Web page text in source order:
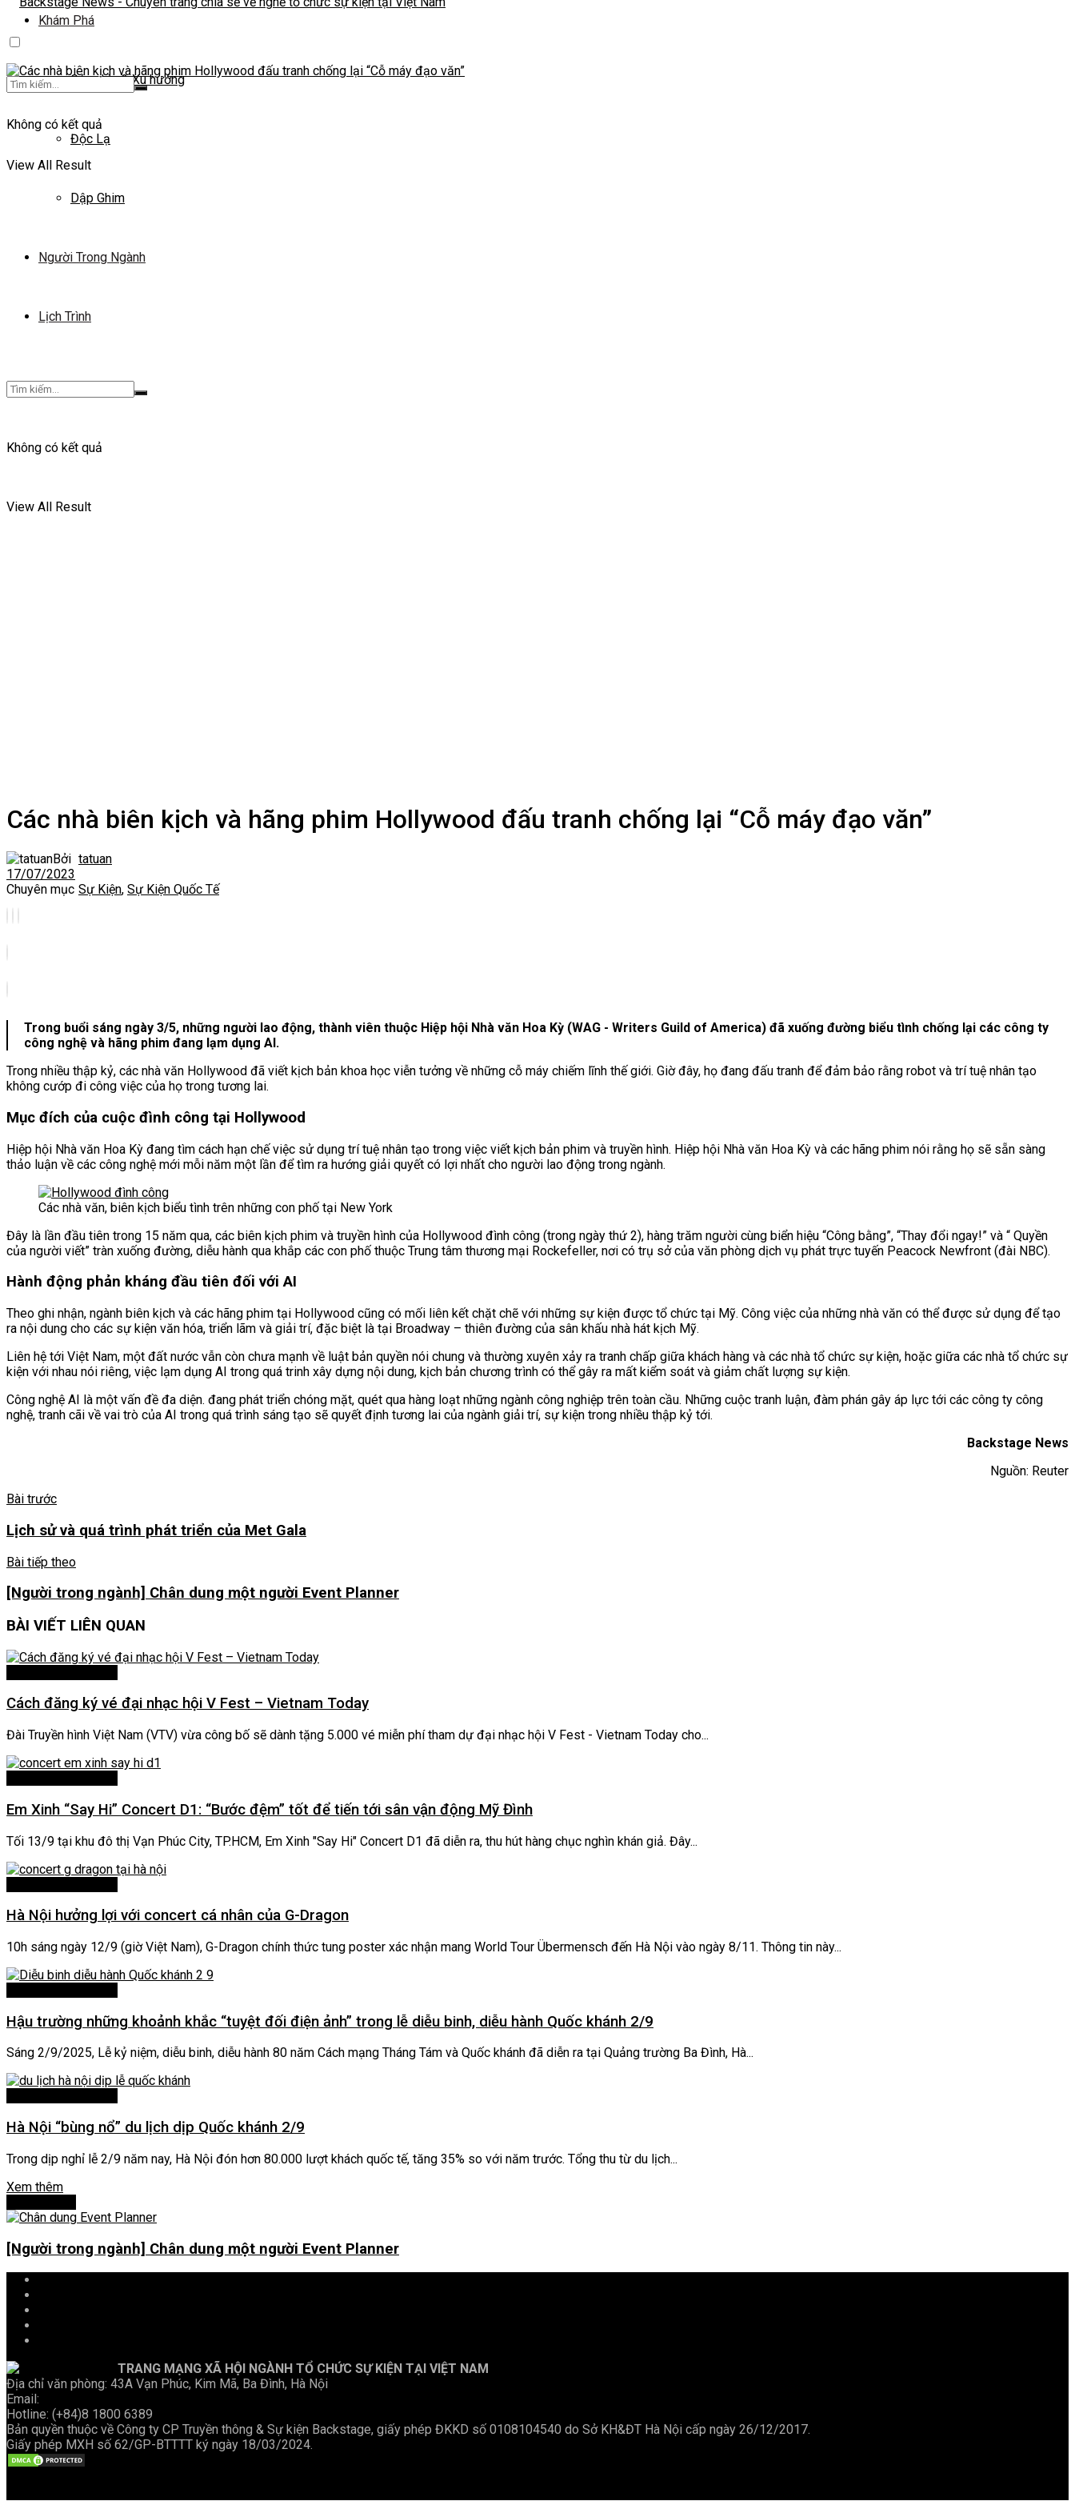
Khám Phá
Góc nhìn & Xu hướng
Độc Lạ
Dập Ghim
Người Trong Ngành
Lịch Trình
Không có kết quả
View All Result
Không có kết quả
View All Result
Các nhà biên kịch và hãng phim Hollywood đấu tranh chống lại “Cỗ máy đạo văn”
Bởi tatuan
17/07/2023
Chuyên mục Sự Kiện, Sự Kiện Quốc Tế
Trong buổi sáng ngày 3/5, những người lao động, thành viên thuộc Hiệp hội Nhà văn Hoa Kỳ (WAG - Writers Guild of America) đã xuống đường biểu tình chống lại các công ty
công nghệ và hãng phim đang lạm dụng AI.
Trong nhiều thập kỷ, các nhà văn Hollywood đã viết kịch bản khoa học viễn tưởng về những cỗ máy chiếm lĩnh thế giới. Giờ đây, họ đang đấu tranh để đảm bảo rằng robot và trí tuệ nhân tạo
không cướp đi công việc của họ trong tương lai.
Mục đích của cuộc đình công tại Hollywood
Hiệp hội Nhà văn Hoa Kỳ đang tìm cách hạn chế việc sử dụng trí tuệ nhân tạo trong việc viết kịch bản phim và truyền hình. Hiệp hội Nhà văn Hoa Kỳ và các hãng phim nói rằng họ sẽ sẵn sàng
thảo luận về các công nghệ mới mỗi năm một lần để tìm ra hướng giải quyết có lợi nhất cho người lao động trong ngành.
Các nhà văn, biên kịch biểu tình trên những con phố tại New York
Đây là lần đầu tiên trong 15 năm qua, các biên kịch phim và truyền hình của Hollywood đình công (trong ngày thứ 2), hàng trăm người cùng biển hiệu “Công bằng”, “Thay đổi ngay!” và “ Quyền
của người viết” tràn xuống đường, diễu hành qua khắp các con phố thuộc Trung tâm thương mại Rockefeller, nơi có trụ sở của văn phòng dịch vụ phát trực tuyến Peacock Newfront (đài NBC).
Hành động phản kháng đầu tiên đối với AI
Theo ghi nhận, ngành biên kịch và các hãng phim tại Hollywood cũng có mối liên kết chặt chẽ với những sự kiện được tổ chức tại Mỹ. Công việc của những nhà văn có thể được sử dụng để tạo
ra nội dung cho các sự kiện văn hóa, triển lãm và giải trí, đặc biệt là tại Broadway – thiên đường của sân khấu nhà hát kịch Mỹ.
Liên hệ tới Việt Nam, một đất nước vẫn còn chưa mạnh về luật bản quyền nói chung và thường xuyên xảy ra tranh chấp giữa khách hàng và các nhà tổ chức sự kiện, hoặc giữa các nhà tổ chức sự
kiện với nhau nói riêng, việc lạm dụng AI trong quá trinh xây dựng nội dung, kịch bản chương trình có thể gây ra mất kiểm soát và giảm chất lượng sự kiện.
Công nghệ AI là một vấn đề đa diện. đang phát triển chóng mặt, quét qua hàng loạt những ngành công nghiệp trên toàn cầu. Những cuộc tranh luận, đàm phán gây áp lực tới các công ty công
nghệ, tranh cãi về vai trò của AI trong quá trình sáng tạo sẽ quyết định tương lai của ngành giải trí, sự kiện trong nhiều thập kỷ tới.
Backstage News
Nguồn: Reuter
Bài trước
Lịch sử và quá trình phát triển của Met Gala
Bài tiếp theo
[Người trong ngành] Chân dung một người Event Planner
BÀI VIẾT LIÊN QUAN
Cách đăng ký vé đại nhạc hội V Fest – Vietnam Today
Đài Truyền hình Việt Nam (VTV) vừa công bố sẽ dành tặng 5.000 vé miễn phí tham dự đại nhạc hội V Fest - Vietnam Today cho...
Em Xinh “Say Hi” Concert D1: “Bước đệm” tốt để tiến tới sân vận động Mỹ Đình
Tối 13/9 tại khu đô thị Vạn Phúc City, TP.HCM, Em Xinh "Say Hi" Concert D1 đã diễn ra, thu hút hàng chục nghìn khán giả. Đây...
Hà Nội hưởng lợi với concert cá nhân của G-Dragon
10h sáng ngày 12/9 (giờ Việt Nam), G-Dragon chính thức tung poster xác nhận mang World Tour Übermensch đến Hà Nội vào ngày 8/11. Thông tin này...
Hậu trường những khoảnh khắc “tuyệt đối điện ảnh” trong lễ diễu binh, diễu hành Quốc khánh 2/9
Sáng 2/9/2025, Lễ kỷ niệm, diễu binh, diễu hành 80 năm Cách mạng Tháng Tám và Quốc khánh đã diễn ra tại Quảng trường Ba Đình, Hà...
Hà Nội “bùng nổ” du lịch dịp Quốc khánh 2/9
Trong dịp nghỉ lễ 2/9 năm nay, Hà Nội đón hơn 80.000 lượt khách quốc tế, tăng 35% so với năm trước. Tổng thu từ du lịch...
Xem thêm
[Người trong ngành] Chân dung một người Event Planner
TRANG MẠNG XÃ HỘI NGÀNH TỔ CHỨC SỰ KIỆN TẠI VIỆT NAM
Địa chỉ văn phòng: 43A Vạn Phúc, Kim Mã, Ba Đình, Hà Nội
Email:
Hotline: (+84)8 1800 6389
Bản quyền thuộc về Công ty CP Truyền thông & Sự kiện Backstage, giấy phép ĐKKD số 0108104540 do Sở KH&ĐT Hà Nội cấp ngày 26/12/2017.
Giấy phép MXH số 62/GP-BTTTT ký ngày 18/03/2024.